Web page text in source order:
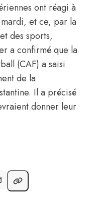
ont réagi à
et ce, par la
des sports,
a confirmé que la
(CAF) a saisi
de la
Il a précisé
donner leur